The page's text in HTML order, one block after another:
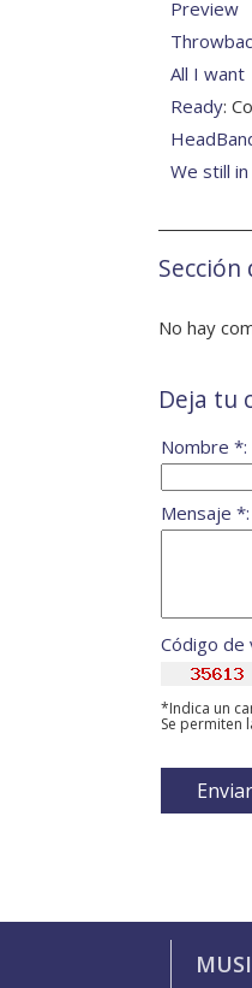
Preview
All I want
Ready:
We still
No hay
Deja tu
Nombre *:
Mensaje *:
Código de
*Indica un
Se permiten